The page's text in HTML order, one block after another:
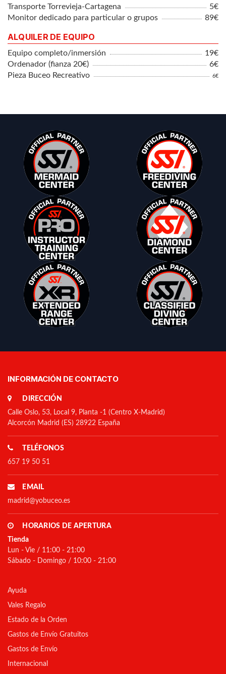
Transporte Torrevieja-Cartagena
5€
Monitor dedicado para particular o grupos
89€
ALQUILER DE EQUIPO
Equipo completo/inmersión
19€
Ordenador (fianza 20€)
6€
Pieza Buceo Recreativo
6€
INFORMACIÓN DE CONTACTO
DIRECCIÓN
Calle Oslo, 53, Local 9, Planta -1 (Centro X-Madrid)
Alcorcón Madrid (ES) 28922 España
TELÉFONOS
657 19 50 51
EMAIL
madrid@yobuceo.es
HORARIOS DE APERTURA
Tienda
Lun - Vie / 11:00 - 21:00
Sábado - Domingo / 10:00 - 21:00
Ayuda
Vales Regalo
Estado de la Orden
Gastos de Envío Gratuitos
Gastos de Envío
Internacional